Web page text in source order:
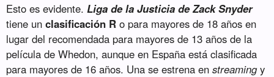
Esto es evidente. Liga de la Justicia de Zack Snyder
tiene unclasificación R o para mayores de 18 años en
lugar del recomendada para mayores de 13 años de la
película de Whedon, aunque en España está clasificada
para mayores de 16 años. Una se estrena enstreamingy